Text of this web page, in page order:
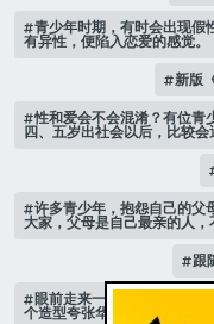
青少年时期，有时会出现假
有异性，便陷入恋爱的感觉。
新版
性和爱会不会混淆？有位青
四、五岁出社会以后，比较会
许多青少年，抱怨自己的父
大家，父母是自己最亲的人，
跟
眼前走来一位魔女，可爱的
个造型夸张华丽，非常特殊。